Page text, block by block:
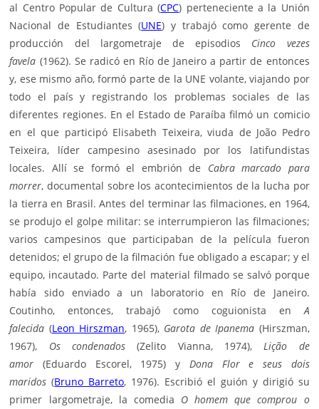
al Centro Popular de Cultura (CPC) perteneciente a la Unión
Nacional de Estudiantes (UNE) y trabajó como gerente de
producción del largometraje de episodios Cinco vezes
favela (1962). Se radicó en Río de Janeiro a partir de entonces
y, ese mismo año, formó parte de la UNE volante, viajando por
todo el país y registrando los problemas sociales de las
diferentes regiones. En el Estado de Paraíba filmó un comicio
en el que participó Elisabeth Teixeira, viuda de João Pedro
Teixeira, líder campesino asesinado por los latifundistas
locales. Allí se formó el embrión de Cabra marcado para
morrer, documental sobre los acontecimientos de la lucha por
la tierra en Brasil. Antes del terminar las filmaciones, en 1964,
se produjo el golpe militar: se interrumpieron las filmaciones;
varios campesinos que participaban de la película fueron
detenidos; el grupo de la filmación fue obligado a escapar; y el
equipo, incautado. Parte del material filmado se salvó porque
había sido enviado a un laboratorio en Río de Janeiro.
Coutinho, entonces, trabajó como coguionista en A
falecida (Leon Hirszman, 1965), Garota de Ipanema (Hirszman,
1967), Os condenados (Zelito Vianna, 1974),Lição de
amor (Eduardo Escorel, 1975) y Dona Flor e seus dois
maridos (Bruno Barreto, 1976). Escribió el guión y dirigió su
primer largometraje, la comedia O homem que comprou o